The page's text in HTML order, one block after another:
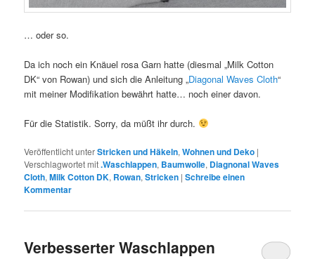
… oder so.
Da ich noch ein Knäuel rosa Garn hatte (diesmal „Milk Cotton
DK“ von Rowan) und sich die Anleitung „Diagonal Waves Cloth“
mit meiner Modifikation bewährt hatte… noch einer davon.
Für die Statistik. Sorry, da müßt ihr durch.
Veröffentlicht unterStricken und Häkeln,Wohnen und Deko |
Verschlagwortet mit.Waschlappen, Baumwolle, Diagnonal Waves
Cloth,Milk Cotton DK, Rowan,Stricken |Schreibe einen
Kommentar
Verbesserter Waschlappen